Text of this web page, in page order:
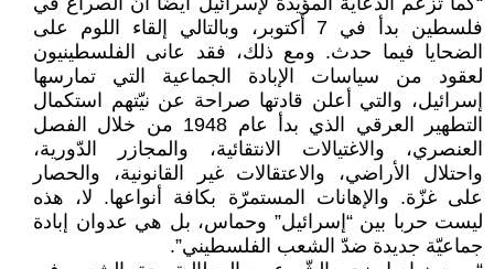
فلسطين بدأ في 7 أكتوبر، وبالتالي إلقاء اللوم على
الضحايا فيما حدث. ومع ذلك، فقد عانى الفلسطينيون
لعقود من سياسات الإبادة الجماعية التي تمارسها
إسرائيل، والتي أعلن قادتها صراحة عن نيّتهم استكمال
التطهير العرقي الذي بدأ عام 1948 من خلال الفصل
العنصري، والاغتيالات الانتقائية، والمجازر الدّورية،
واحتلال الأراضي، والاعتقالات غير القانونية، والحصار
على غزّة. والإهانات المستمرّة بكافة أنواعها. لا، هذه
ليست حربا بين “إسرائيل” وحماس، بل هي عدوان إبادة
جماعيّة جديدة ضدّ الشعب الفلسطيني”.